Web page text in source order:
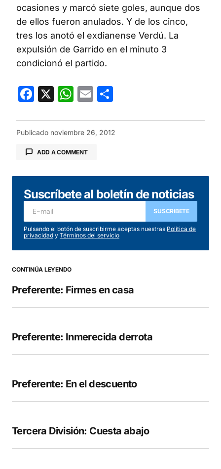
ocasiones y marcó siete goles, aunque dos
de ellos fueron anulados. Y de los cinco,
tres los anotó el exdianense Verdú. La
expulsión de Garrido en el minuto 3
condicionó el partido.
Facebook
X WhatsApp
Email
Publicado noviembre 26, 2012
ADD A COMMENT
Tu dirección de correo electrónico no será
publicada. Los campos obligatorios están
marcados con
Comentario
Your E-mail*
Suscríbete al boletín de noticias
SUSCRIBETE
Pulsando el botón de suscribirme aceptas nuestras Política de
privacidad y Términos del servicio
CONTINÚA LEYENDO
Preferente: Firmes en casa
Preferente: Inmerecida derrota
Preferente: En el descuento
Tercera División: Cuesta abajo